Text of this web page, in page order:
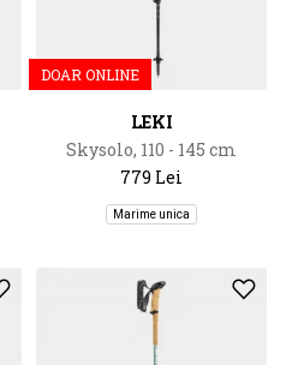
DOAR ONLINE
LEKI
Skysolo, 110 - 145 cm
779 Lei
Marime unica